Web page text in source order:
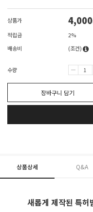
상품가 4,000
적립금
2%
배송비
(조건)
수량
장바구니 담기
상품상세 Q&A
새롭게 제작된 특